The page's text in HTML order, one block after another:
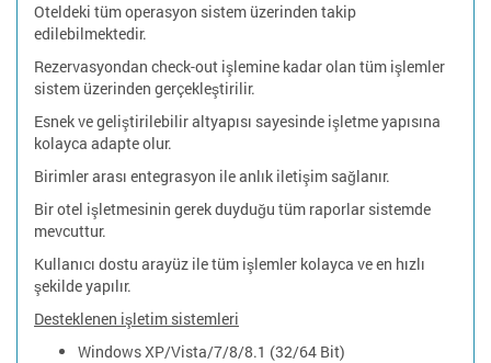
Oteldeki tüm operasyon sistem üzerinden takip
edilebilmektedir.
Rezervasyondan check-out işlemine kadar olan tüm işlemler
sistem üzerinden gerçekleştirilir.
Esnek ve geliştirilebilir altyapısı sayesinde işletme yapısına
kolayca adapte olur.
Birimler arası entegrasyon ile anlık iletişim sağlanır.
Bir otel işletmesinin gerek duyduğu tüm raporlar sistemde
mevcuttur.
Kullanıcı dostu arayüz ile tüm işlemler kolayca ve en hızlı
şekilde yapılır.
Desteklenen işletim sistemleri
Windows XP/Vista/7/8/8.1 (32/64 Bit)